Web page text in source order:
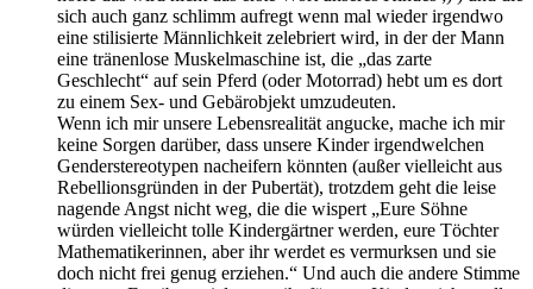
sich auch ganz schlimm aufregt wenn mal wieder irgendwo
eine stilisierte Männlichkeit zelebriert wird, in der der Mann
eine tränenlose Muskelmaschine ist, die „das zarte
Geschlecht“ auf sein Pferd (oder Motorrad) hebt um es dort
zu einem Sex- und Gebärobjekt umzudeuten.
Wenn ich mir unsere Lebensrealität angucke, mache ich mir
keine Sorgen darüber, dass unsere Kinder irgendwelchen
Genderstereotypen nacheifern könnten (außer vielleicht aus
Rebellionsgründen in der Pubertät), trotzdem geht die leise
nagende Angst nicht weg, die die wispert „Eure Söhne
würden vielleicht tolle Kindergärtner werden, eure Töchter
Mathematikerinnen, aber ihr werdet es vermurksen und sie
doch nicht frei genug erziehen.“ Und auch die andere Stimme